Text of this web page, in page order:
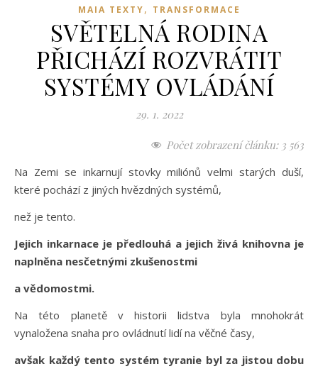
MAIA TEXTY, TRANSFORMACE
SVĚTELNÁ RODINA
PŘICHÁZÍ ROZVRÁTIT
SYSTÉMY OVLÁDÁNÍ
29. 1. 2022
Počet zobrazení článku: 3 563
Na Zemi se inkarnují stovky miliónů velmi starých duší,
které pochází z jiných hvězdných systémů,
než je tento.
Jejich inkarnace je předlouhá a jejich živá knihovna je
naplněna nesčetnými zkušenostmi
a vědomostmi.
Na této planetě v historii lidstva byla mnohokrát
vynaložena snaha pro ovládnutí lidí na věčné časy,
avšak každý tento systém tyranie byl za jistou dobu